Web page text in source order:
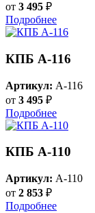
от 3 495 ₽
Подробнее
КПБ A-116
Артикул: A-116
от 3 495 ₽
Подробнее
КПБ A-110
Артикул: A-110
от 2 853 ₽
Подробнее